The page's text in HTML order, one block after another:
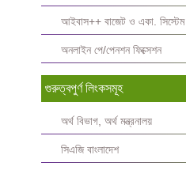
আইবাস++ বাজেট ও একা. সিস্টেম
অনলাইন পে/পেনশন ফিক্সেশন
গুরুত্বপুর্ণ লিংকসমূহ
অর্থ বিভাগ, অর্থ মন্ত্রনালয়
সিএজি বাংলাদেশ